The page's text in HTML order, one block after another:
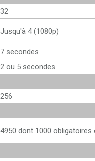
32
Jusqu'à 4 (1080p)
7 secondes
2 ou 5 secondes
256
4950 dont 1000 obligatoires